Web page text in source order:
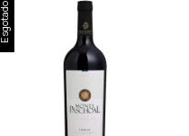
Esgotado